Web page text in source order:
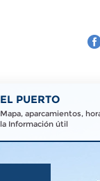
EL PUERTO
Mapa, aparcamientos,
la Información útil